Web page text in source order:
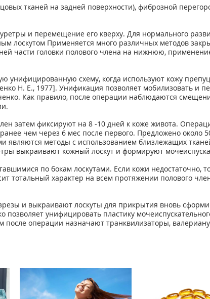
тканей на задней поверхности), фиброзной
и перемещение его кверху. Для нормального
лоскутом Применяется много различных методов
части головки полового члена на нижнюю,
унифицированную схему, когда используют кожу
Н. Е., 1977]. Унификация позволяет мобилизовать и
Как правило, после операции наблюдаются
затем фиксируют на 8 -10 дней к коже живота.
чем через 6 мес после первого. Предложено около
являются методы с использованием близлежащих
выкраивают кожный лоскут и формируют
по бокам лоскутами. Если кожи недостаточно,
тотальный характер на всем протяжении полового
и выкраивают лоскуты для прикрытия вновь
унифицировать пластику
после операции назначают транквилизаторы,